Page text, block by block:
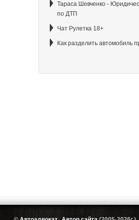
Тараса Шевченко -
по ДТП
Чат Рулетка 18+
Как разделить автомобиль